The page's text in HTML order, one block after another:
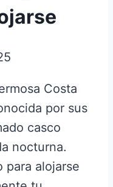
Costa
por sus
casco
nocturna.
para alojarse